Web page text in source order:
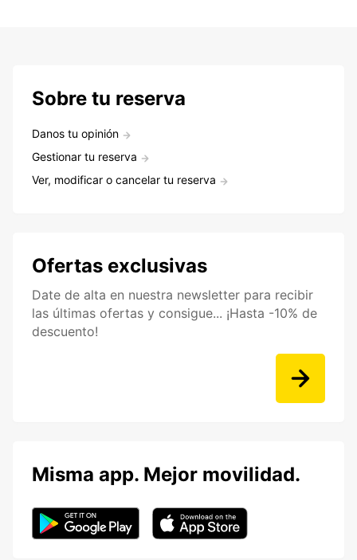
Sobre tu reserva
Danos tu opinión
Gestionar tu reserva
Ver, modificar o cancelar tu reserva
Ofertas exclusivas
Date de alta en nuestra newsletter para recibir
las últimas ofertas y consigue... ¡Hasta -10% de
descuento!
Misma app. Mejor movilidad.